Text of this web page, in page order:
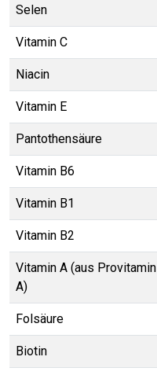
Selen
Vitamin C
Niacin
Vitamin E
Pantothensäure
Vitamin B6
Vitamin B1
Vitamin B2
Vitamin A (aus Provitamin
A)
Folsäure
Biotin